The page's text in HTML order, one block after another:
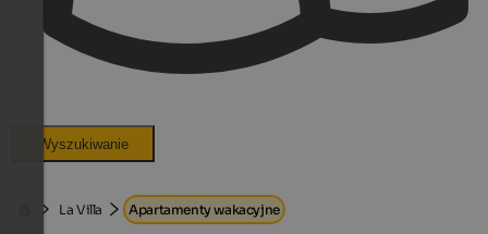
Wyszukiwanie
La Villa Apartamenty wakacyjne